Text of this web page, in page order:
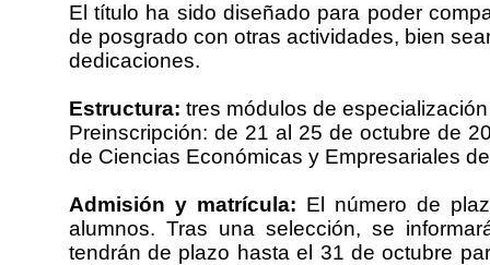
El título ha sido diseñado para poder
de posgrado con otras actividades, bien
dedicaciones.
Estructura: tres módulos de
Preinscripción: de 21 al 25 de octubre de
de Ciencias Económicas y Empresariales
Admisión y matrícula: El número de
alumnos. Tras una selección, se
tendrán de plazo hasta el 31 de octubre